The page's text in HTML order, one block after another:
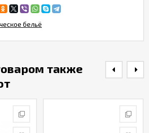
бельё
также